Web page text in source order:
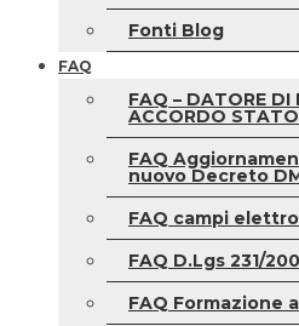
Fonti Blog
FAQ
FAQ – DATORE DI
ACCORDO
FAQ
nuovo Decreto
FAQ campi
FAQ D.Lgs 231/
FAQ Formazione